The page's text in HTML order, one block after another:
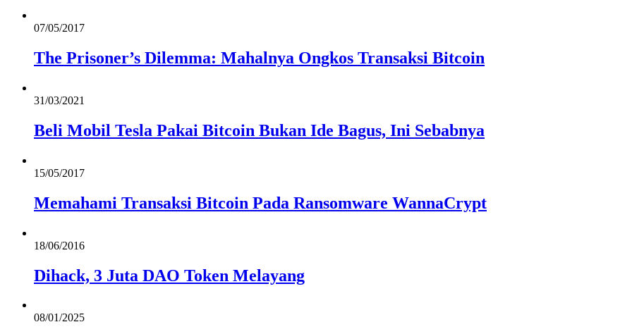
07/05/2017
The Prisoner’s Dilemma: Mahalnya Ongkos Transaksi Bitcoin
31/03/2021
Beli Mobil Tesla Pakai Bitcoin Bukan Ide Bagus, Ini Sebabnya
15/05/2017
Memahami Transaksi Bitcoin Pada Ransomware WannaCrypt
18/06/2016
Dihack, 3 Juta DAO Token Melayang
08/01/2025